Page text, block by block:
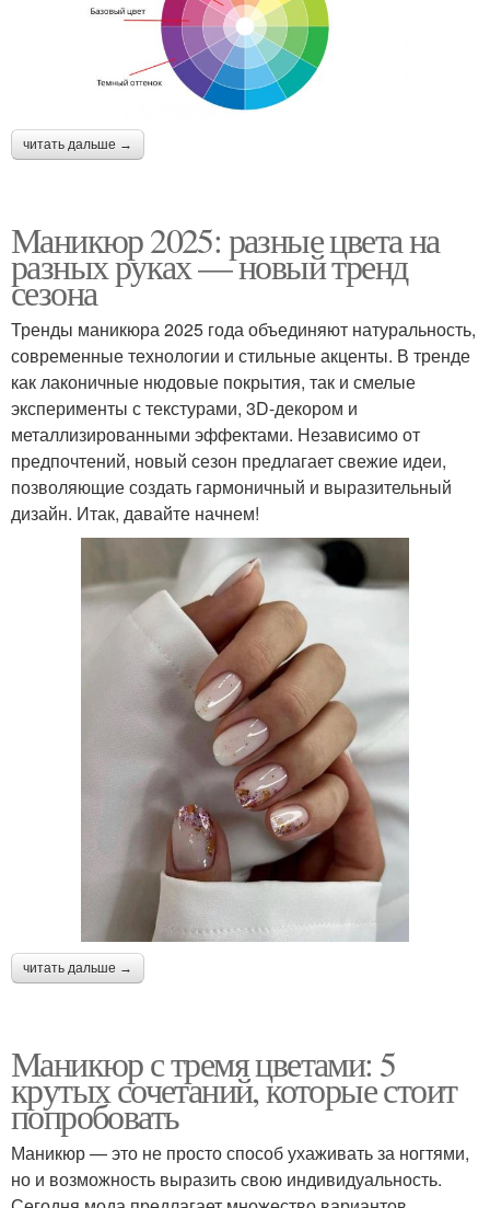
читать дальше →
Маникюр 2025: разные цвета на
разных руках — новый тренд
сезона
Тренды маникюра 2025 года объединяют натуральность,
современные технологии и стильные акценты. В тренде
как лаконичные нюдовые покрытия, так и смелые
эксперименты с текстурами, 3D-декором и
металлизированными эффектами. Независимо от
предпочтений, новый сезон предлагает свежие идеи,
позволяющие создать гармоничный и выразительный
дизайн. Итак, давайте начнем!
читать дальше →
Маникюр с тремя цветами: 5
крутых сочетаний, которые стоит
попробовать
Маникюр — это не просто способ ухаживать за ногтями,
но и возможность выразить свою индивидуальность.